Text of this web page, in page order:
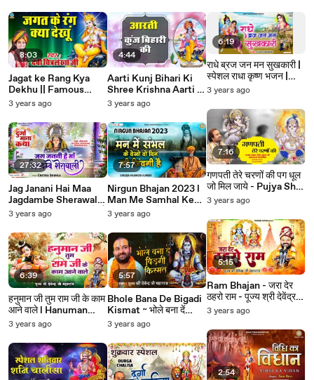
@bhaktibhajankirtan
8:03
Jagat ke Rang Kya
Dekhu || Famous
Krishna Devotional
Chitralekha Ji
#Bhakti Geet ~
@bhaktibhajankirtan
3 years ago
27:32
Jag Janani Hai Maa
Jagdambe Sherawali
Ki Katha | जग जननी है माँ
Mata Katha ~
@bhaktibhajankirtan
3 years ago
6:39
हनुमान जी तुम राम जी के काम
आने वाले l Hanuman
Bhajan 2023 -
k ~
@bhaktibhajankirtan
3 years ago
Shri Ayodhya ji ~
@bhaktibhajankirtan
4:44
Aarti Kunj Bihari Ki
Shree Krishna Aarti -
Devotional Song
3 years ago
7:57
Nirgun Bhajan 2023 l
Man Me Samhal Ke
Dekho l मन में संभल के
@bhaktibhajankirtan
3 years ago
5:57
Bhole Bana De Bigadi
Kismat ~ भोले बना दें
बिगड़ी किस्मत ~ पूज्य श्री
जी ~
@bhaktibhajankirtan
3 years ago
Kirtan
6:19
राधे ब्रज जन मन सुखकारी |
स्पेशल राधा कृष्ण भजन |
Radhe Braj Jan Man
@BhaktiBhajanKirtan
3 years ago
7:16
गणपती तेरे चरणों की पग धूल
जो मिल जाये - Pujya Shri
Devendra Ji Maharaj ~
3 years ago
5:15
Ram Bhajan - जरा देर
ठहरो राम - पूज्य श्री देवेंद्र
जी महाराज - इस सदी का
@bhaktibhajankirtan
3 years ago
2:54